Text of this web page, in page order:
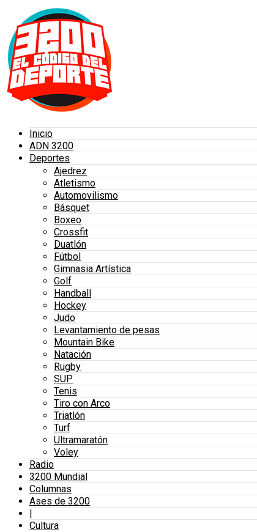
Inicio
ADN 3200
Deportes
Ajedrez
Atletismo
Automovilismo
Básquet
Boxeo
Crossfit
Duatlón
Fútbol
Gimnasia Artística
Golf
Handball
Hockey
Judo
Levantamiento de pesas
Mountain Bike
Natación
Rugby
SUP
Tenis
Tiro con Arco
Triatlón
Turf
Ultramaratón
Voley
Radio
3200 Mundial
Columnas
Ases de 3200
|
Cultura